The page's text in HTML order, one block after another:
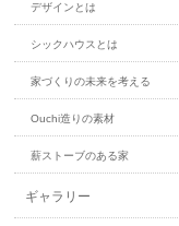
デザインとは
シックハウスとは
家づくりの未来を考える
Ouchi造りの素材
薪ストーブのある家
ギャラリー